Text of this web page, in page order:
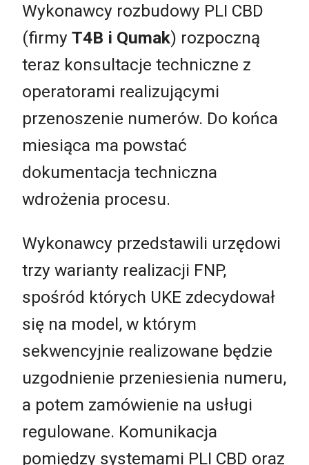
Wykonawcy rozbudowy PLI CBD
(firmy T4B i Qumak) rozpoczną
teraz konsultacje techniczne z
operatorami realizującymi
przenoszenie numerów. Do końca
miesiąca ma powstać
dokumentacja techniczna
wdrożenia procesu.
Wykonawcy przedstawili urzędowi
trzy warianty realizacji FNP,
spośród których UKE zdecydował
się na model, w którym
sekwencyjnie realizowane będzie
uzgodnienie przeniesienia numeru,
a potem zamówienie na usługi
regulowane. Komunikacja
pomiędzy systemami PLI CBD oraz